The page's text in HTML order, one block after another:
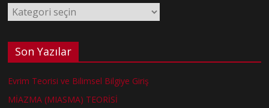
Kategoriler
Son Yazılar
Evrim Teorisi ve Bilimsel Bilgiye Giriş
MİAZMA (MIASMA) TEORİSİ